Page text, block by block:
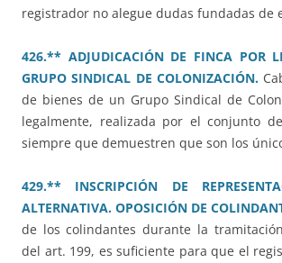
registrador no alegue dudas fundadas de
426.** ADJUDICACIÓN DE FINCA POR
GRUPO SINDICAL DE COLONIZACIÓN.
de bienes de un Grupo Sindical de
legalmente, realizada por el conjunto
siempre que demuestren que son los
429.** INSCRIPCIÓN DE
ALTERNATIVA. OPOSICIÓN DE
de los colindantes durante la
del art. 199, es suficiente para que el